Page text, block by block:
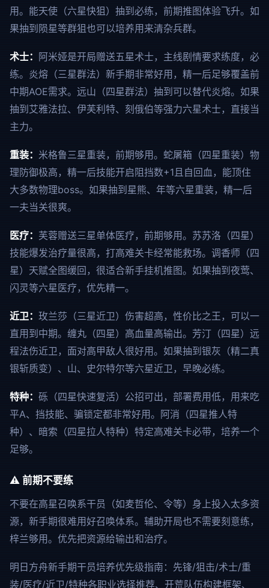
用。能天使（六星快狙）抽到必练，前期推图体验飞升。如
果抽到陨星等群狙也可以培养用来清杂兵群。
术士： 阿米娅是开局赠送五星术士，主线剧情要求练度，必
练。炎熔（三星群法）新手期非常好用，精一后足够覆盖前
中期AOE需求。远山（四星群法）抽到可以替代炎熔。如果
抽到艾雅法拉、伊芙利特、刻俄伯等强力六星术士，直接当
主力。
重装： 米格鲁三星重装，前期够用。蛇屠箱（四星重装）物
理防御极高，精一后技能开启阻挡数+1且自回血，能顶住
大多数物理boss。如果抽到星熊、年等六星重装，精一后
一夫当关很爽。
医疗： 芙蓉赠送三星单体医疗，前期够用。苏苏洛（四星）
技能爆发治疗量很高，打高难关卡经常能救场。调香师（四
星）天赋全图缓回，很适合新手挂机推图。如果抽到夜莺、
闪灵等六星医疗，优先精一。
近卫： 玫兰莎（三星近卫）伤害超高，性价比之王，可以一
直用到中期。缠丸（四星）高血量高输出。芳汀（四星）远
程法伤近卫，面对高甲敌人很好用。如果抽到银灰（精二真
银斩质变）、山、史尔特尔等六星近卫，早晚必练。
特种： 砾（四星快速复活）公招可出，部署费用低，用来吃
平A、挡技能、骗锁定都非常好用。阿消（四星推人特
种）、暗索（四星拉人特种）特定高难关卡必带，培养一个
足够。
⚠️ 前期不要练
不要在高星召唤系干员（如麦哲伦、令等）身上投入太多资
源，新手期很难用好召唤体系。辅助开局也不需要刻意练，
梓兰够用。优先把资源给输出和治疗。
明日方舟新手期干员培养优先级指南：先锋/狙击/术士/重
装/医疗/近卫/特种各职业选择推荐、开荒队伍构建框架、